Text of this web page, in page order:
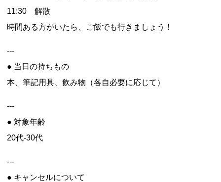
11:30 解散
時間ある方がいたら、ご飯でも行きましょう！
---
● 当日の持ちもの
本、筆記用具、飲み物（各自必要に応じて）
---
● 対象年齢
20代-30代
---
● キャンセルについて